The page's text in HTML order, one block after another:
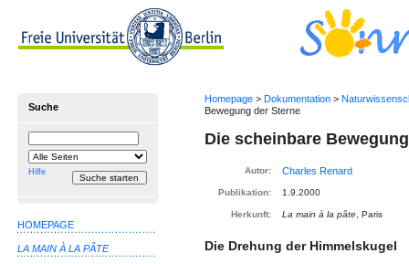
Homepage > Dokumentation >
Bewegung der Sterne
Die scheinbare
Autor:
Publikation: 1.9.2000
Herkunft: La main à la pâte , Paris
Die Drehung der Himmelskugel
Suche
einschränken
Hilfe
HOMEPAGE
LA MAIN À LA PÂTE